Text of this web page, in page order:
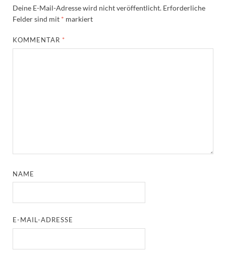
Deine E-Mail-Adresse wird nicht veröffentlicht. Erforderliche
Felder sind mit * markiert
KOMMENTAR *
NAME
E-MAIL-ADRESSE